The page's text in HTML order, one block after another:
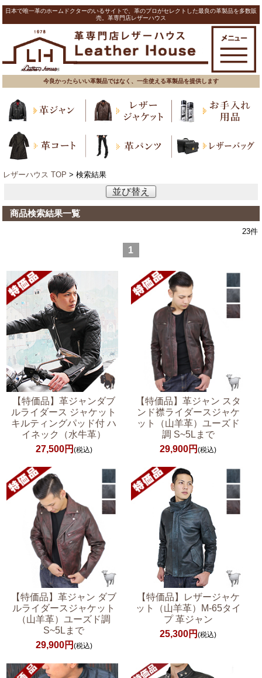
日本で唯一革のホームドクターのいるサイトで、革のプロがセレクトした最良の革製品を多数販
売。革専門店レザーハウス
今良かったらいい革製品ではなく、一生使える革製品を提供します
レザーハウス TOP > 検索結果
並び替え
商品検索結果一覧
23件
1
【特価品】革ジャンダブ
ルライダース ジャケット
キルティングパッド付 ハ
イネック（水牛革）
27,500円 (税込)
【特価品】革ジャン スタ
ンド襟ライダースジャケ
ット（山羊革）ユーズド
調 S~5Lまで
29,900円(税込)
【特価品】革ジャン ダブ
ルライダースジャケット
（山羊革）ユーズド調
S~5Lまで
29,900円 (税込)
【特価品】レザージャケ
ット（山羊革）M-65タイ
プ 革ジャン
25,300円(税込)